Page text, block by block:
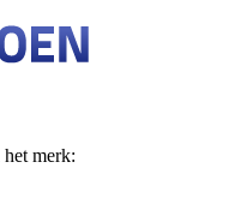
merk: